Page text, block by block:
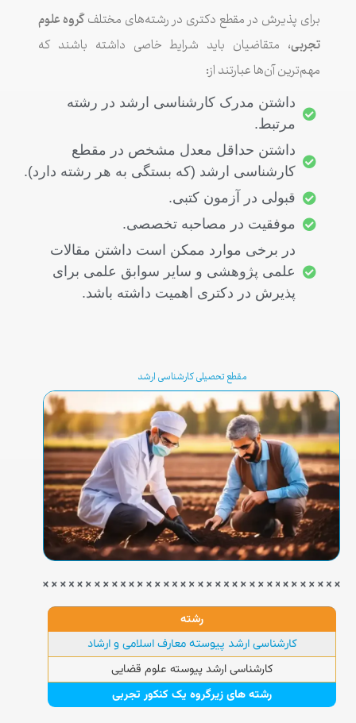
برای پذیرش در مقطع دکتری در رشته‌های مختلفگروه علوم
تجربی، متقاضیان باید شرایط خاصی داشته باشند که
مهم‌ترین آن‌ها عبارتند از:
داشتن مدرک کارشناسی ارشد در رشته
مرتبط.
داشتن حداقل معدل مشخص در مقطع
کارشناسی ارشد (که بستگی به هر رشته دارد).
قبولی در آزمون کتبی.
موفقیت در مصاحبه تخصصی.
در برخی موارد ممکن است داشتن مقالات
علمی پژوهشی و سایر سوابق علمی برای
پذیرش در دکتری اهمیت داشته باشد.
مقطع تحصیلی کارشناسی ارشد
رشته
رشته های زیرگروه یک کنکور تجربی
کارشناسی ارشد پیوسته معارف اسلامی و ارشاد
کارشناسی ارشد پیوسته علوم قضایی